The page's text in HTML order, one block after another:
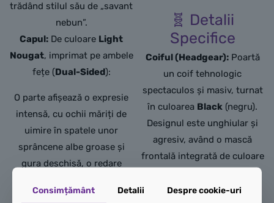
trădând stilul său de „savant
nebun”.
Capul: De culoare Light
Nougat, imprimat pe ambele
fețe (Dual-Sided):
O parte afișează o expresie
intensă, cu ochii măriți de
uimire în spatele unor
sprâncene albe groase și
gura deschisă, o redare
replici:„Great Scott!”
🧬 Detalii
Specifice
Coiful (Headgear):Poartă
un coif tehnologic
spectaculos și masiv, turnat
în culoarea Black (negru).
Designul este unghiular și
agresiv, având o mască
frontală integrată de culoare
(albastru deschis translucid
Consimțământ Detalii Despre cookie-uri